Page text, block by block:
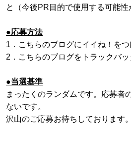
と（今後PR目的で使用する可能性
●応募方法
1．こちらのブログにイイね！をつ
2．こちらのブログをトラックバッ
●当選基準
まったくのランダムです。応募者
ないです。
沢山のご応募お待ちしております。